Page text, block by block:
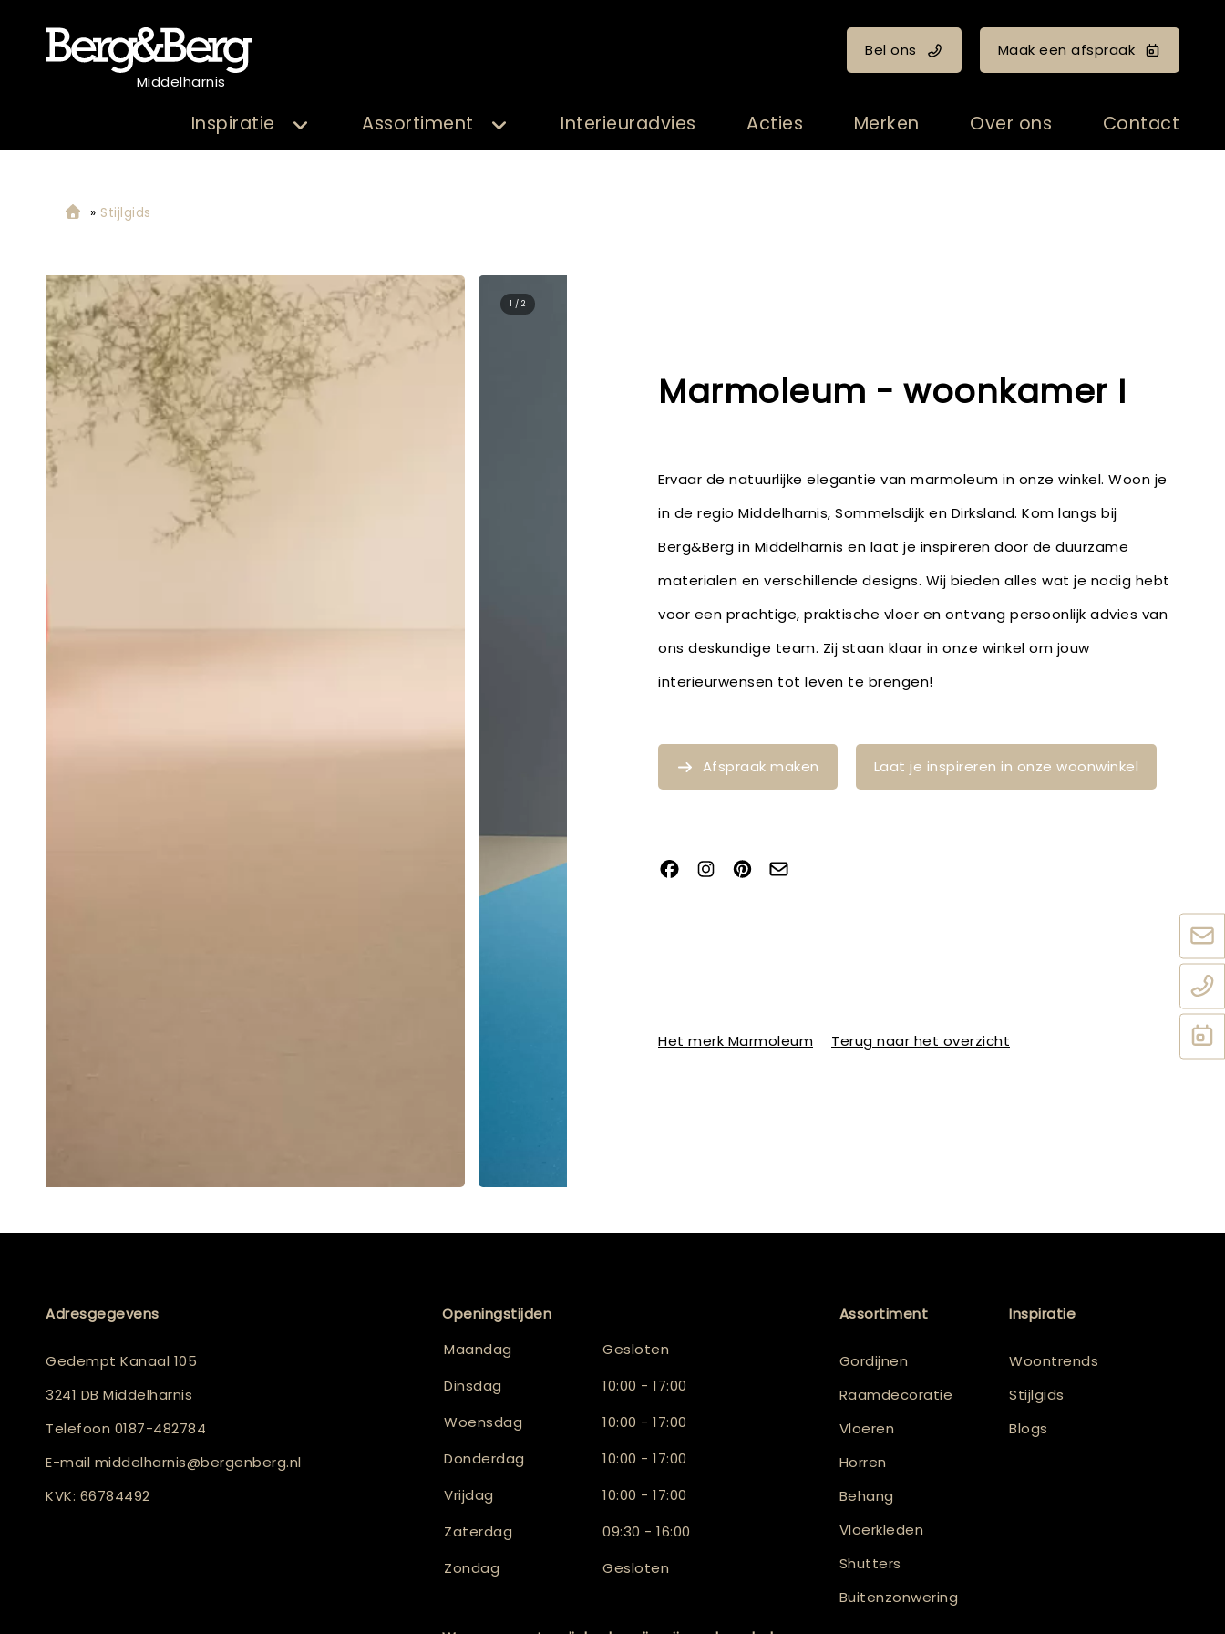
Middelharnis
Bel ons Maak een afspraak
Inspiratie Assortiment Interieuradvies Acties Merken Over ons Contact
» Stijlgids
2 / 2
Marmoleum - woonkamer I
Ervaar de natuurlijke elegantie van marmoleum in onze winkel. Woon je
in de regio Middelharnis, Sommelsdijk en Dirksland. Kom langs bij
Berg&Berg in Middelharnis en laat je inspireren door de duurzame
materialen en verschillende designs. Wij bieden alles wat je nodig hebt
voor een prachtige, praktische vloer en ontvang persoonlijk advies van
ons deskundige team. Zij staan klaar in onze winkel om jouw
interieurwensen tot leven te brengen!
Afspraak maken Laat je inspireren in onze woonwinkel
Het merk Marmoleum Terug naar het overzicht
Adresgegevens
Gedempt Kanaal 105
3241 DB Middelharnis
Telefoon 0187-482784
E-mail middelharnis@bergenberg.nl
KVK: 66784492
Openingstijden
Maandag
Gesloten
Dinsdag
10:00 - 17:00
Woensdag
10:00 - 17:00
Donderdag
10:00 - 17:00
Vrijdag
10:00 - 17:00
Zaterdag
09:30 - 16:00
Zondag
Gesloten
Assortiment
Gordijnen
Raamdecoratie
Vloeren
Horren
Behang
Vloerkleden
Shutters
Buitenzonwering
Inspiratie
Woontrends
Stijlgids
Blogs